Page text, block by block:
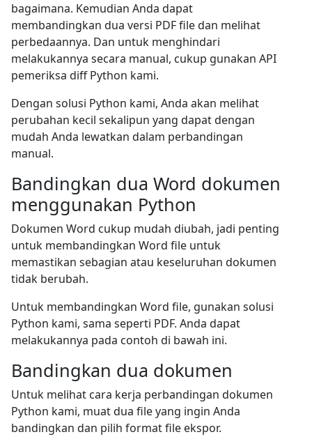
bagaimana. Kemudian Anda dapat
membandingkan dua versi PDF file dan melihat
perbedaannya. Dan untuk menghindari
melakukannya secara manual, cukup gunakan API
pemeriksa diff Python kami.
Dengan solusi Python kami, Anda akan melihat
perubahan kecil sekalipun yang dapat dengan
mudah Anda lewatkan dalam perbandingan
manual.
Bandingkan dua Word dokumen
menggunakan Python
Dokumen Word cukup mudah diubah, jadi penting
untuk membandingkan Word file untuk
memastikan sebagian atau keseluruhan dokumen
tidak berubah.
Untuk membandingkan Word file, gunakan solusi
Python kami, sama seperti PDF. Anda dapat
melakukannya pada contoh di bawah ini.
Bandingkan dua dokumen
Untuk melihat cara kerja perbandingan dokumen
Python kami, muat dua file yang ingin Anda
bandingkan dan pilih format file ekspor.